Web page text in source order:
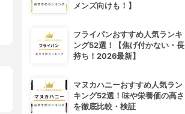
メンズ向けも！】
フライパンおすすめ人気ランキ
ング52選！【焦げ付かない・長
持ち！2026最新】
マヌカハニーおすすめ人気ラン
キング52選！味や栄養価の高さ
を徹底比較・検証